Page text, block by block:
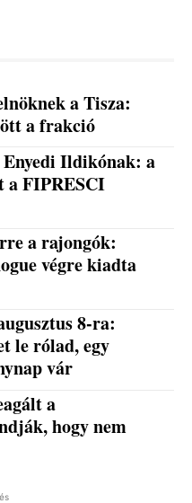
a Tisza:
a frakció
Ildikónak: a
a FIPRESCI
a rajongók:
végre kiadta
8-ra:
le rólad, egy
vár
a
hogy nem